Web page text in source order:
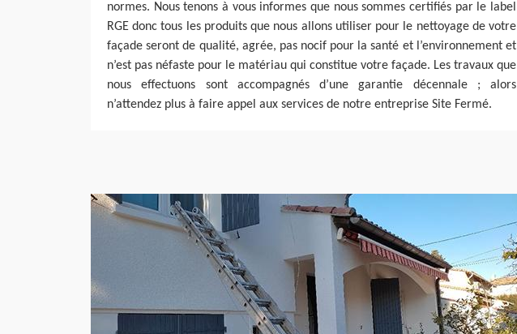
normes. Nous tenons à vous informes que nous sommes certifiés par le label
RGE donc tous les produits que nous allons utiliser pour le nettoyage de votre
façade seront de qualité, agrée, pas nocif pour la santé et l’environnement et
n’est pas néfaste pour le matériau qui constitue votre façade. Les travaux que
nous effectuons sont accompagnés d’une garantie décennale ; alors
n’attendez plus à faire appel aux services de notre entreprise Site Fermé.